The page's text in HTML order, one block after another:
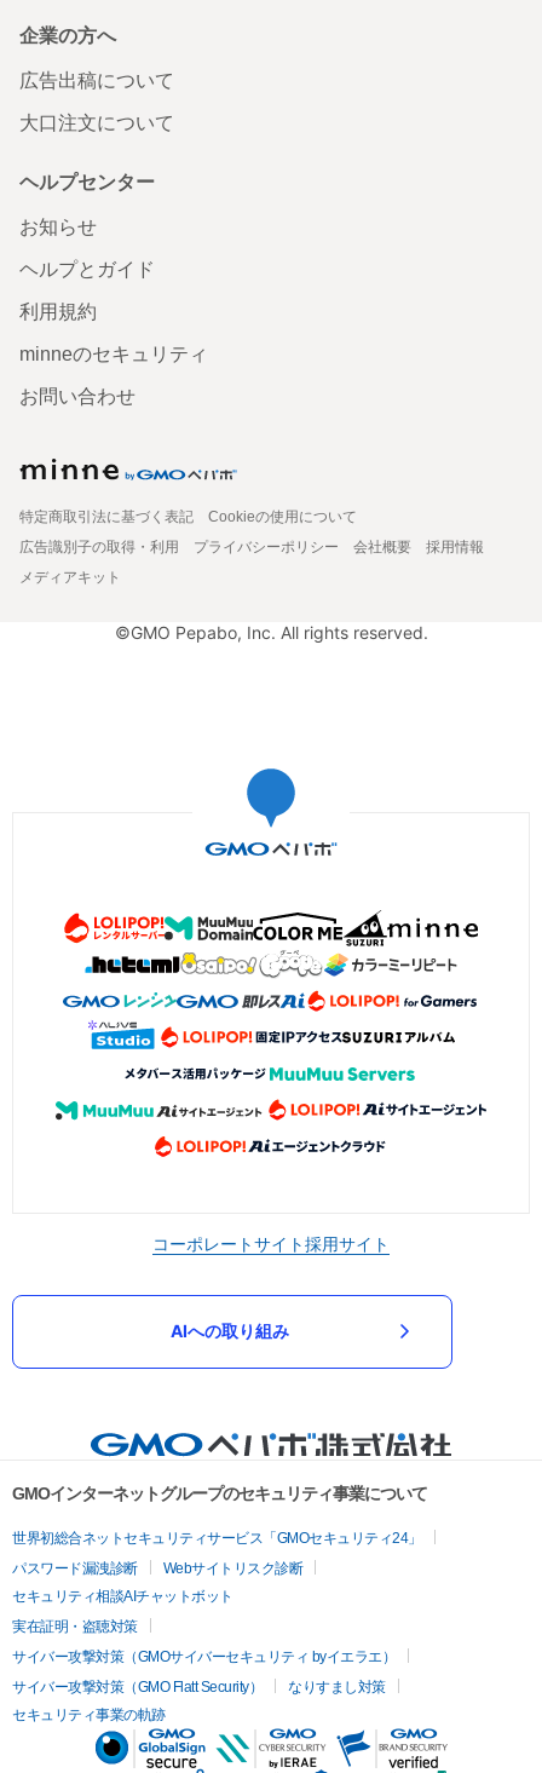
企業の方へ
広告出稿について
大口注文について
ヘルプセンター
お知らせ
ヘルプとガイド
利用規約
minneのセキュリティ
お問い合わせ
特定商取引法に基づく表記
Cookieの使用について
広告識別子の取得・利用
プライバシーポリシー 会社概要
採用情報
メディアキット
©GMO Pepabo, Inc. All rights reserved.
コーポレートサイト採用サイト
AIへの取り組み
GMOインターネットグループのセキュリティ事業について
世界初総合ネットセキュリティサービス「GMOセキュリティ24」
パスワード漏洩診断
Webサイトリスク診断
セキュリティ相談AIチャットボット
実在証明・盗聴対策
サイバー攻撃対策（GMOサイバーセキュリティ byイエラエ）
サイバー攻撃対策（GMO Flatt Security）
なりすまし対策
セキュリティ事業の軌跡